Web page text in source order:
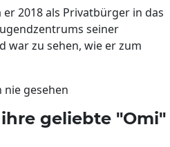
2018 als Privatbürger in das
seiner
war zu sehen, wie er zum
nie gesehen
geliebte "Omi"